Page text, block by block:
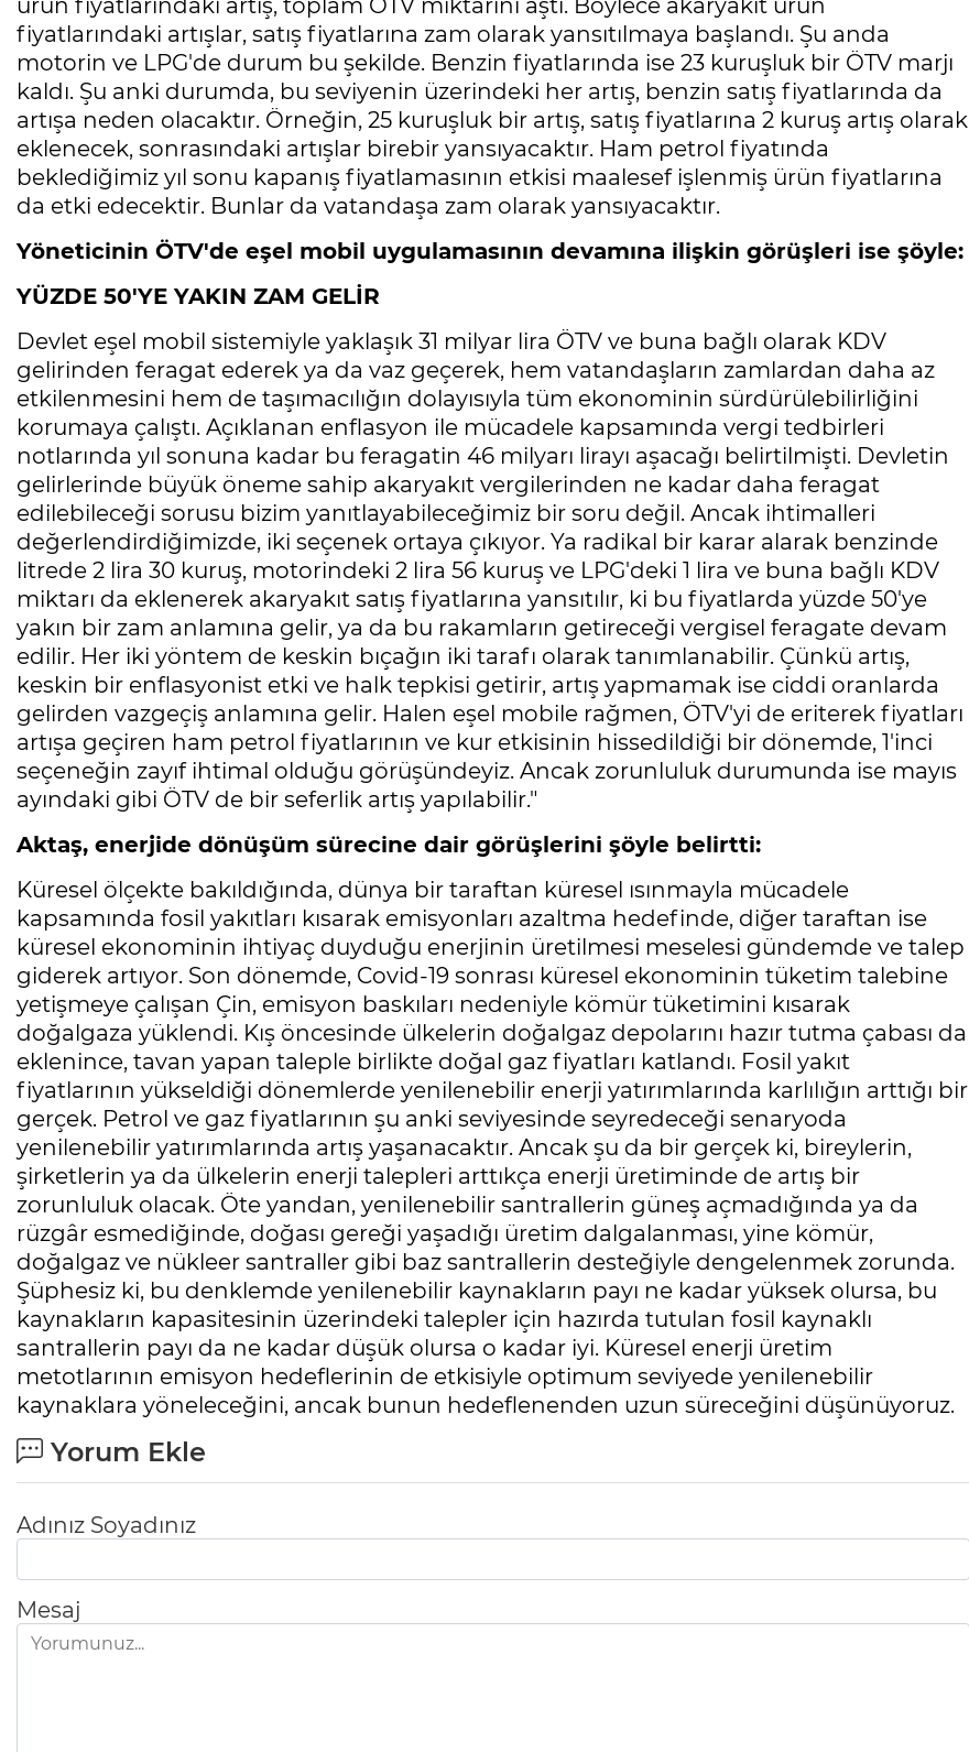
ürün fiyatlarındaki artış, toplam ÖTV miktarını aştı. Böylece akaryakıt ürün
fiyatlarındaki artışlar, satış fiyatlarına zam olarak yansıtılmaya başlandı. Şu anda
motorin ve LPG'de durum bu şekilde. Benzin fiyatlarında ise 23 kuruşluk bir ÖTV marjı
kaldı. Şu anki durumda, bu seviyenin üzerindeki her artış, benzin satış fiyatlarında da
artışa neden olacaktır. Örneğin, 25 kuruşluk bir artış, satış fiyatlarına 2 kuruş artış olarak
eklenecek, sonrasındaki artışlar birebir yansıyacaktır. Ham petrol fiyatında
beklediğimiz yıl sonu kapanış fiyatlamasının etkisi maalesef işlenmiş ürün fiyatlarına
da etki edecektir. Bunlar da vatandaşa zam olarak yansıyacaktır.
Yöneticinin ÖTV'de eşel mobil uygulamasının devamına ilişkin görüşleri ise şöyle:
YÜZDE 50'YE YAKIN ZAM GELİR
Devlet eşel mobil sistemiyle yaklaşık 31 milyar lira ÖTV ve buna bağlı olarak KDV
gelirinden feragat ederek ya da vaz geçerek, hem vatandaşların zamlardan daha az
etkilenmesini hem de taşımacılığın dolayısıyla tüm ekonominin sürdürülebilirliğini
korumaya çalıştı. Açıklanan enflasyon ile mücadele kapsamında vergi tedbirleri
notlarında yıl sonuna kadar bu feragatin 46 milyarı lirayı aşacağı belirtilmişti. Devletin
gelirlerinde büyük öneme sahip akaryakıt vergilerinden ne kadar daha feragat
edilebileceği sorusu bizim yanıtlayabileceğimiz bir soru değil. Ancak ihtimalleri
değerlendirdiğimizde, iki seçenek ortaya çıkıyor. Ya radikal bir karar alarak benzinde
litrede 2 lira 30 kuruş, motorindeki 2 lira 56 kuruş ve LPG'deki 1 lira ve buna bağlı KDV
miktarı da eklenerek akaryakıt satış fiyatlarına yansıtılır, ki bu fiyatlarda yüzde 50'ye
yakın bir zam anlamına gelir, ya da bu rakamların getireceği vergisel feragate devam
edilir. Her iki yöntem de keskin bıçağın iki tarafı olarak tanımlanabilir. Çünkü artış,
keskin bir enflasyonist etki ve halk tepkisi getirir, artış yapmamak ise ciddi oranlarda
gelirden vazgeçiş anlamına gelir. Halen eşel mobile rağmen, ÖTV'yi de eriterek fiyatları
artışa geçiren ham petrol fiyatlarının ve kur etkisinin hissedildiği bir dönemde, 1'inci
seçeneğin zayıf ihtimal olduğu görüşündeyiz. Ancak zorunluluk durumunda ise mayıs
ayındaki gibi ÖTV de bir seferlik artış yapılabilir."
Aktaş, enerjide dönüşüm sürecine dair görüşlerini şöyle belirtti:
Küresel ölçekte bakıldığında, dünya bir taraftan küresel ısınmayla mücadele
kapsamında fosil yakıtları kısarak emisyonları azaltma hedefinde, diğer taraftan ise
küresel ekonominin ihtiyaç duyduğu enerjinin üretilmesi meselesi gündemde ve talep
giderek artıyor. Son dönemde, Covid-19 sonrası küresel ekonominin tüketim talebine
yetişmeye çalışan Çin, emisyon baskıları nedeniyle kömür tüketimini kısarak
doğalgaza yüklendi. Kış öncesinde ülkelerin doğalgaz depolarını hazır tutma çabası da
eklenince, tavan yapan taleple birlikte doğal gaz fiyatları katlandı. Fosil yakıt
fiyatlarının yükseldiği dönemlerde yenilenebilir enerji yatırımlarında karlılığın arttığı bir
gerçek. Petrol ve gaz fiyatlarının şu anki seviyesinde seyredeceği senaryoda
yenilenebilir yatırımlarında artış yaşanacaktır. Ancak şu da bir gerçek ki, bireylerin,
şirketlerin ya da ülkelerin enerji talepleri arttıkça enerji üretiminde de artış bir
zorunluluk olacak. Öte yandan, yenilenebilir santrallerin güneş açmadığında ya da
rüzgâr esmediğinde, doğası gereği yaşadığı üretim dalgalanması, yine kömür,
doğalgaz ve nükleer santraller gibi baz santrallerin desteğiyle dengelenmek zorunda.
Şüphesiz ki, bu denklemde yenilenebilir kaynakların payı ne kadar yüksek olursa, bu
kaynakların kapasitesinin üzerindeki talepler için hazırda tutulan fosil kaynaklı
santrallerin payı da ne kadar düşük olursa o kadar iyi. Küresel enerji üretim
metotlarının emisyon hedeflerinin de etkisiyle optimum seviyede yenilenebilir
kaynaklara yöneleceğini, ancak bunun hedeflenenden uzun süreceğini düşünüyoruz.
Yorum Ekle
Adınız Soyadınız
Mesaj